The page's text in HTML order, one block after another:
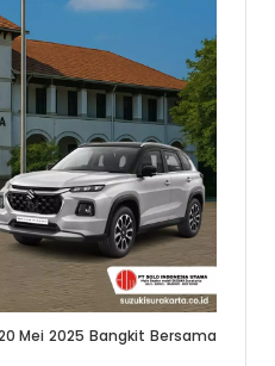
Mei 2025 Bangkit Bersama